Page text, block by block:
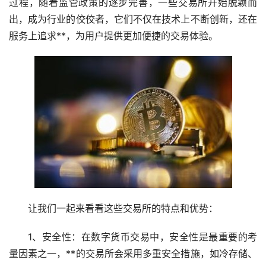
出，成为行业的佼佼者，它们不仅在技术上不断创新，还在
服务上追求**，为用户提供更加便捷的交易体验。
让我们一起来看看这些交易所的特点和优势：
1、安全性：在数字货币交易中，安全性是最重要的考
量因素之一，**的交易所会采用多重安全措施，如冷存储、